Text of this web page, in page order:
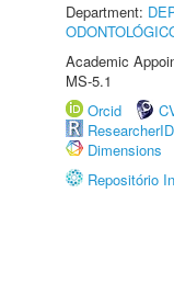
Department:
Academic
MS-5.1
Orcid
ResearcherID
Dimensions
Repositório